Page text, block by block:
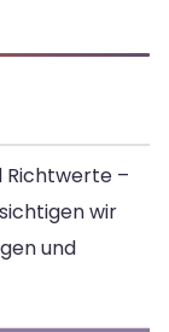
Richtwerte –
wir
und